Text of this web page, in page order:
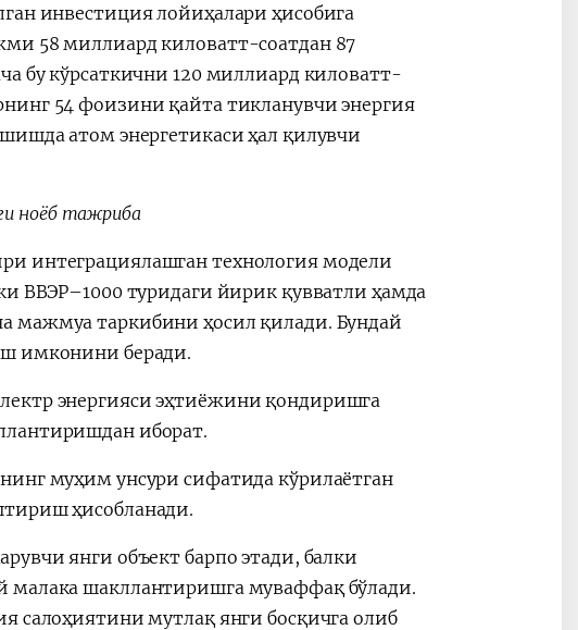
инвестиция лойиҳалари ҳисобига
58 миллиард киловатт-соатдан 87
бу кўрсаткични 120 миллиард киловатт-
54 фоизини қайта тикланувчи энергия
атом энергетикаси ҳал қилувчи
ноёб тажриба
интеграциялашган технология модели
ВВЭР–1000 туридаги йирик қувватли ҳамда
мажмуа таркибини ҳосил қилади. Бундай
имконини беради.
энергияси эҳтиёжини қондиришга
иборат.
муҳим унсури сифатида кўрилаётган
ҳисобланади.
янги объект барпо этади, балки
малака шакллантиришга муваффақ бўлади.
салоҳиятини мутлақ янги босқичга олиб